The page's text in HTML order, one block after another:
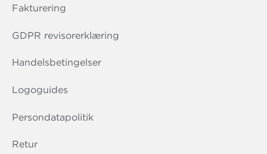
Fakturering
GDPR revisorerklæring
Handelsbetingelser
Logoguides
Persondatapolitik
Retur